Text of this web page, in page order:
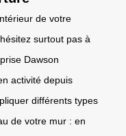
de votre
surtout pas à
Dawson
activité depuis
différents types
de votre mur : en